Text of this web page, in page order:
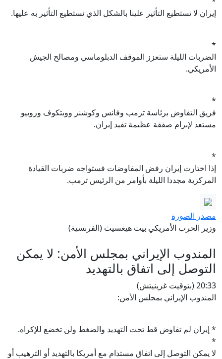
إيران لا تستطيع التأثير علينا بالشكل الذي نستطيع التأثير به عليها.
*
الضربات الليلة ستعزز الموقف الدبلوماسي ومصالح الجيش
الأمريكي.
*
فريق التفاوض برئاسة ترمب وفانس وكوشنر وويتكوف وروبيو
مستعد لإبرام صفقة عظيمة تفيد إيران.
*
إذا اختارت إيران رفض المفاوضات فستواجه ضربات القيادة
المركزية مجددا الليلة بأوامر من الرئيس ترمب.
مصدر الصورة
وزير الحرب الأمريكي بيت هيغسيث (الفرنسية)
المندوب الإيراني بمجلس الأمن: لا يمكن
التوصل إلى اتفاق بالتهديد
20:33 (بتوقيت غرينيتش)
المندوب الإيراني بمجلس الأمن:
* إيران لم تفاوض قط تحت التهديد والضغط ولن تخضع للإكراه.
*
لا يمكن التوصل إلى اتفاق مستدام مع أمريكا بالتهديد أو الترهيب أو